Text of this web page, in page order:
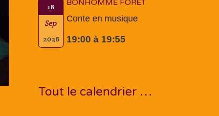
18
Sep
2026
BONHOMME FORET
Conte en musique
19:00 à 19:55
Tout le calendrier …